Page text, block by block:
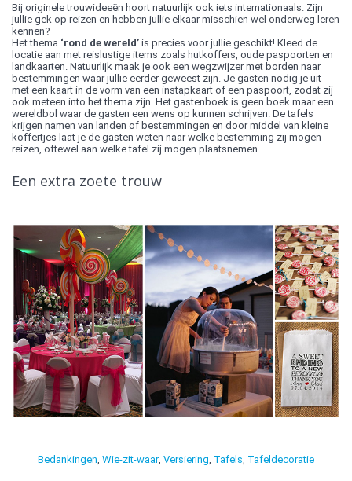
Bij originele trouwideeën hoort natuurlijk ook iets internationaals. Zijn
jullie gek op reizen en hebben jullie elkaar misschien wel onderweg leren
kennen?
Het thema ‘rond de wereld’ is precies voor jullie geschikt! Kleed de
locatie aan met reislustige items zoals hutkoffers, oude paspoorten en
landkaarten. Natuurlijk maak je ook een wegzwijzer met borden naar
bestemmingen waar jullie eerder geweest zijn. Je gasten nodig je uit
met een kaart in de vorm van een instapkaart of een paspoort, zodat zij
ook meteen into het thema zijn. Het gastenboek is geen boek maar een
wereldbol waar de gasten een wens op kunnen schrijven. De tafels
krijgen namen van landen of bestemmingen en door middel van kleine
koffertjes laat je de gasten weten naar welke bestemming zij mogen
reizen, oftewel aan welke tafel zij mogen plaatsnemen.
Een extra zoete trouw
Bedankingen, Wie-zit-waar, Versiering, Tafels, Tafeldecoratie